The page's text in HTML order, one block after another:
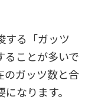
する「ガッツ
ることが多いで
のガッツ数と合
なります。